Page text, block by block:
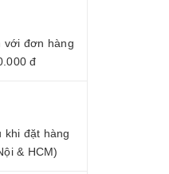
với đơn hàng
đ
khi đặt hàng
& HCM)